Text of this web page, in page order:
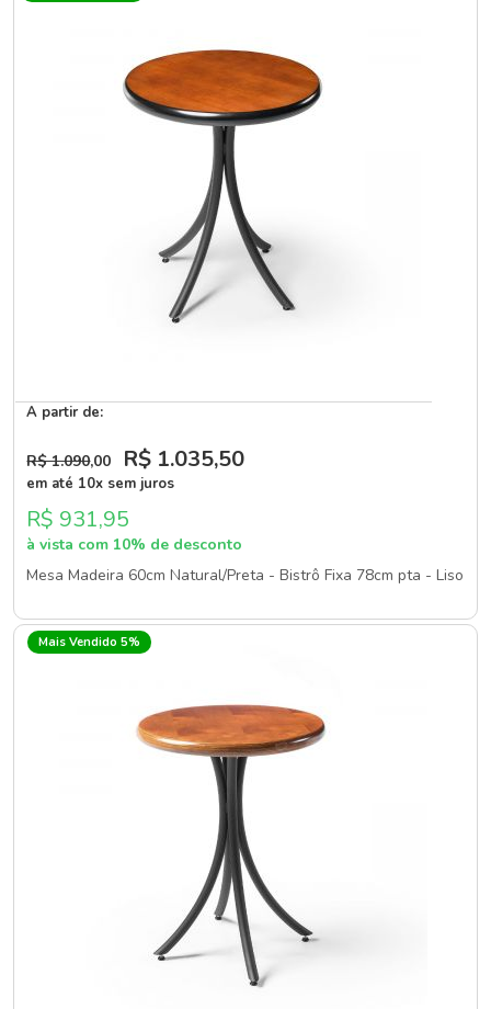
A partir de:
R$ 1.090,00 R$ 1.035,50
em até 10x sem juros
R$ 931,95
à vista com 10% de desconto
Mesa Madeira 60cm Natural/Preta - Bistrô Fixa 78cm pta - Liso
Mais Vendido 5%